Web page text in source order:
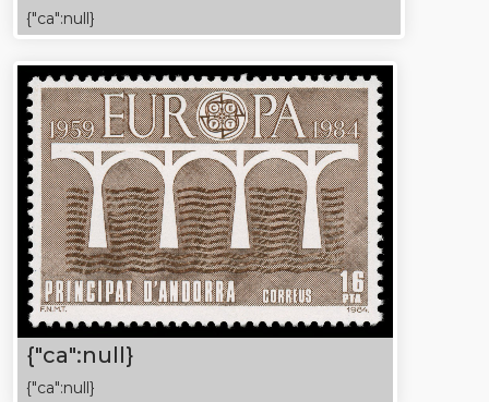
{"ca":null}
{"ca":null}
{"ca":null}